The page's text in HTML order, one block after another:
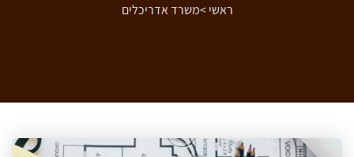
ראשי>משרד אדריכלים